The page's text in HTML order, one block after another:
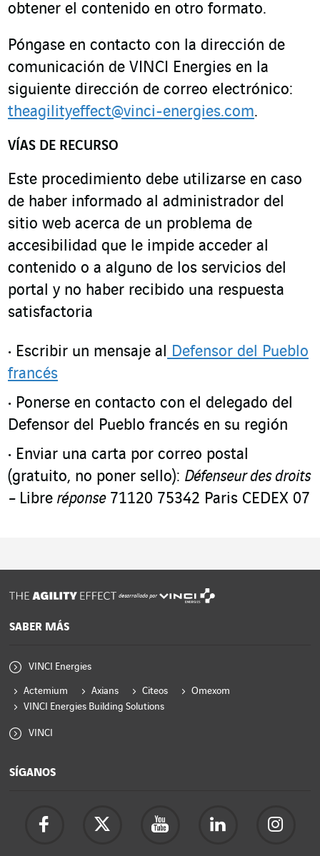
obtener el contenido en otro formato.
Póngase en contacto con la dirección de
comunicación de VINCI Energies en la
siguiente dirección de correo electrónico:
theagilityeffect@vinci-energies.com.
VÍAS DE RECURSO
Este procedimiento debe utilizarse en caso
de haber informado al administrador del
sitio web acerca de un problema de
accesibilidad que le impide acceder al
contenido o a alguno de los servicios del
portal y no haber recibido una respuesta
satisfactoria
Escribir un mensaje al Defensor del Pueblo
francés
Ponerse en contacto con el delegado del
Defensor del Pueblo francés en su región
Enviar una carta por correo postal
(gratuito, no poner sello): Défenseur des droits
– Libre réponse71120 75342 Paris CEDEX 07
desarrollado por
SABER MÁS
VINCI Energies
Actemium Axians Citeos
Omexom
VINCI Energies Building Solutions
VINCI
SÍGANOS